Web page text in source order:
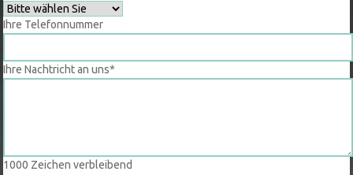
Ihre Telefonnummer
Ihre Nachtricht an uns*
1000 Zeichen verbleibend